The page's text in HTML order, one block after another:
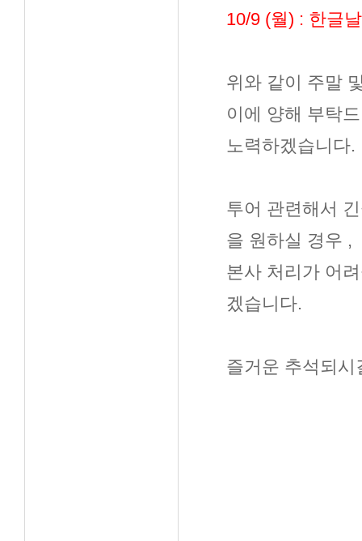
10/9 (월) : 한글날
위와 같이 주말
이에 양해 부탁
노력하겠습니다.
투어 관련해서
을 원하실 경우 ,
본사 처리가 어
겠습니다.
즐거운 추석되시